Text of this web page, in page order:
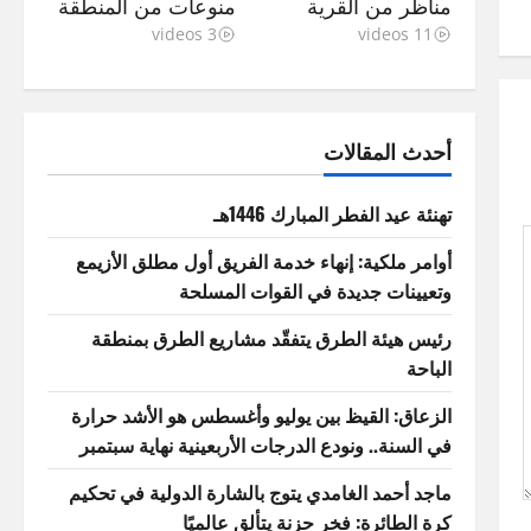
مناظر من القرية
11 videos
منوعات من المنطقة
3 videos
أحدث المقالات
تهنئة عيد الفطر المبارك 1446هـ
أوامر ملكية: إنهاء خدمة الفريق أول مطلق الأزيمع
وتعيينات جديدة في القوات المسلحة
رئيس هيئة الطرق يتفقّد مشاريع الطرق بمنطقة
الباحة
الزعاق: القيظ بين يوليو وأغسطس هو الأشد حرارة
في السنة.. ونودع الدرجات الأربعينية نهاية سبتمبر
ماجد أحمد الغامدي يتوج بالشارة الدولية في تحكيم
كرة الطائرة: فخر حزنة يتألق عالميًا